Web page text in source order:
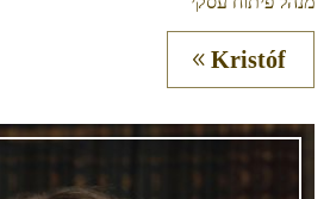
Kristóf